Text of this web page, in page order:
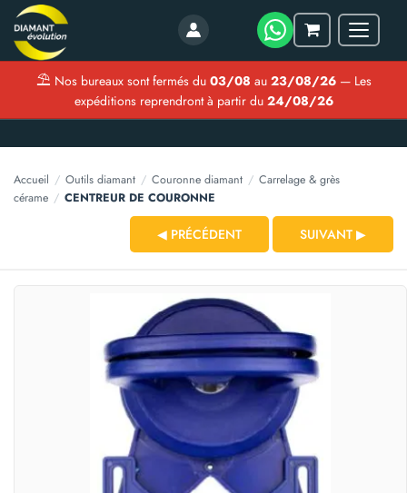
Mon
Menu
⛱ Nos bureaux sont fermés du 03/08 au 23/08/26— Les
expéditions reprendront à partir du 24/08/26
Accueil / Outils diamant / Couronne diamant / Carrelage & grès
cérame / CENTREUR DE COURONNE
◀ PRÉCÉDENT SUIVANT ▶